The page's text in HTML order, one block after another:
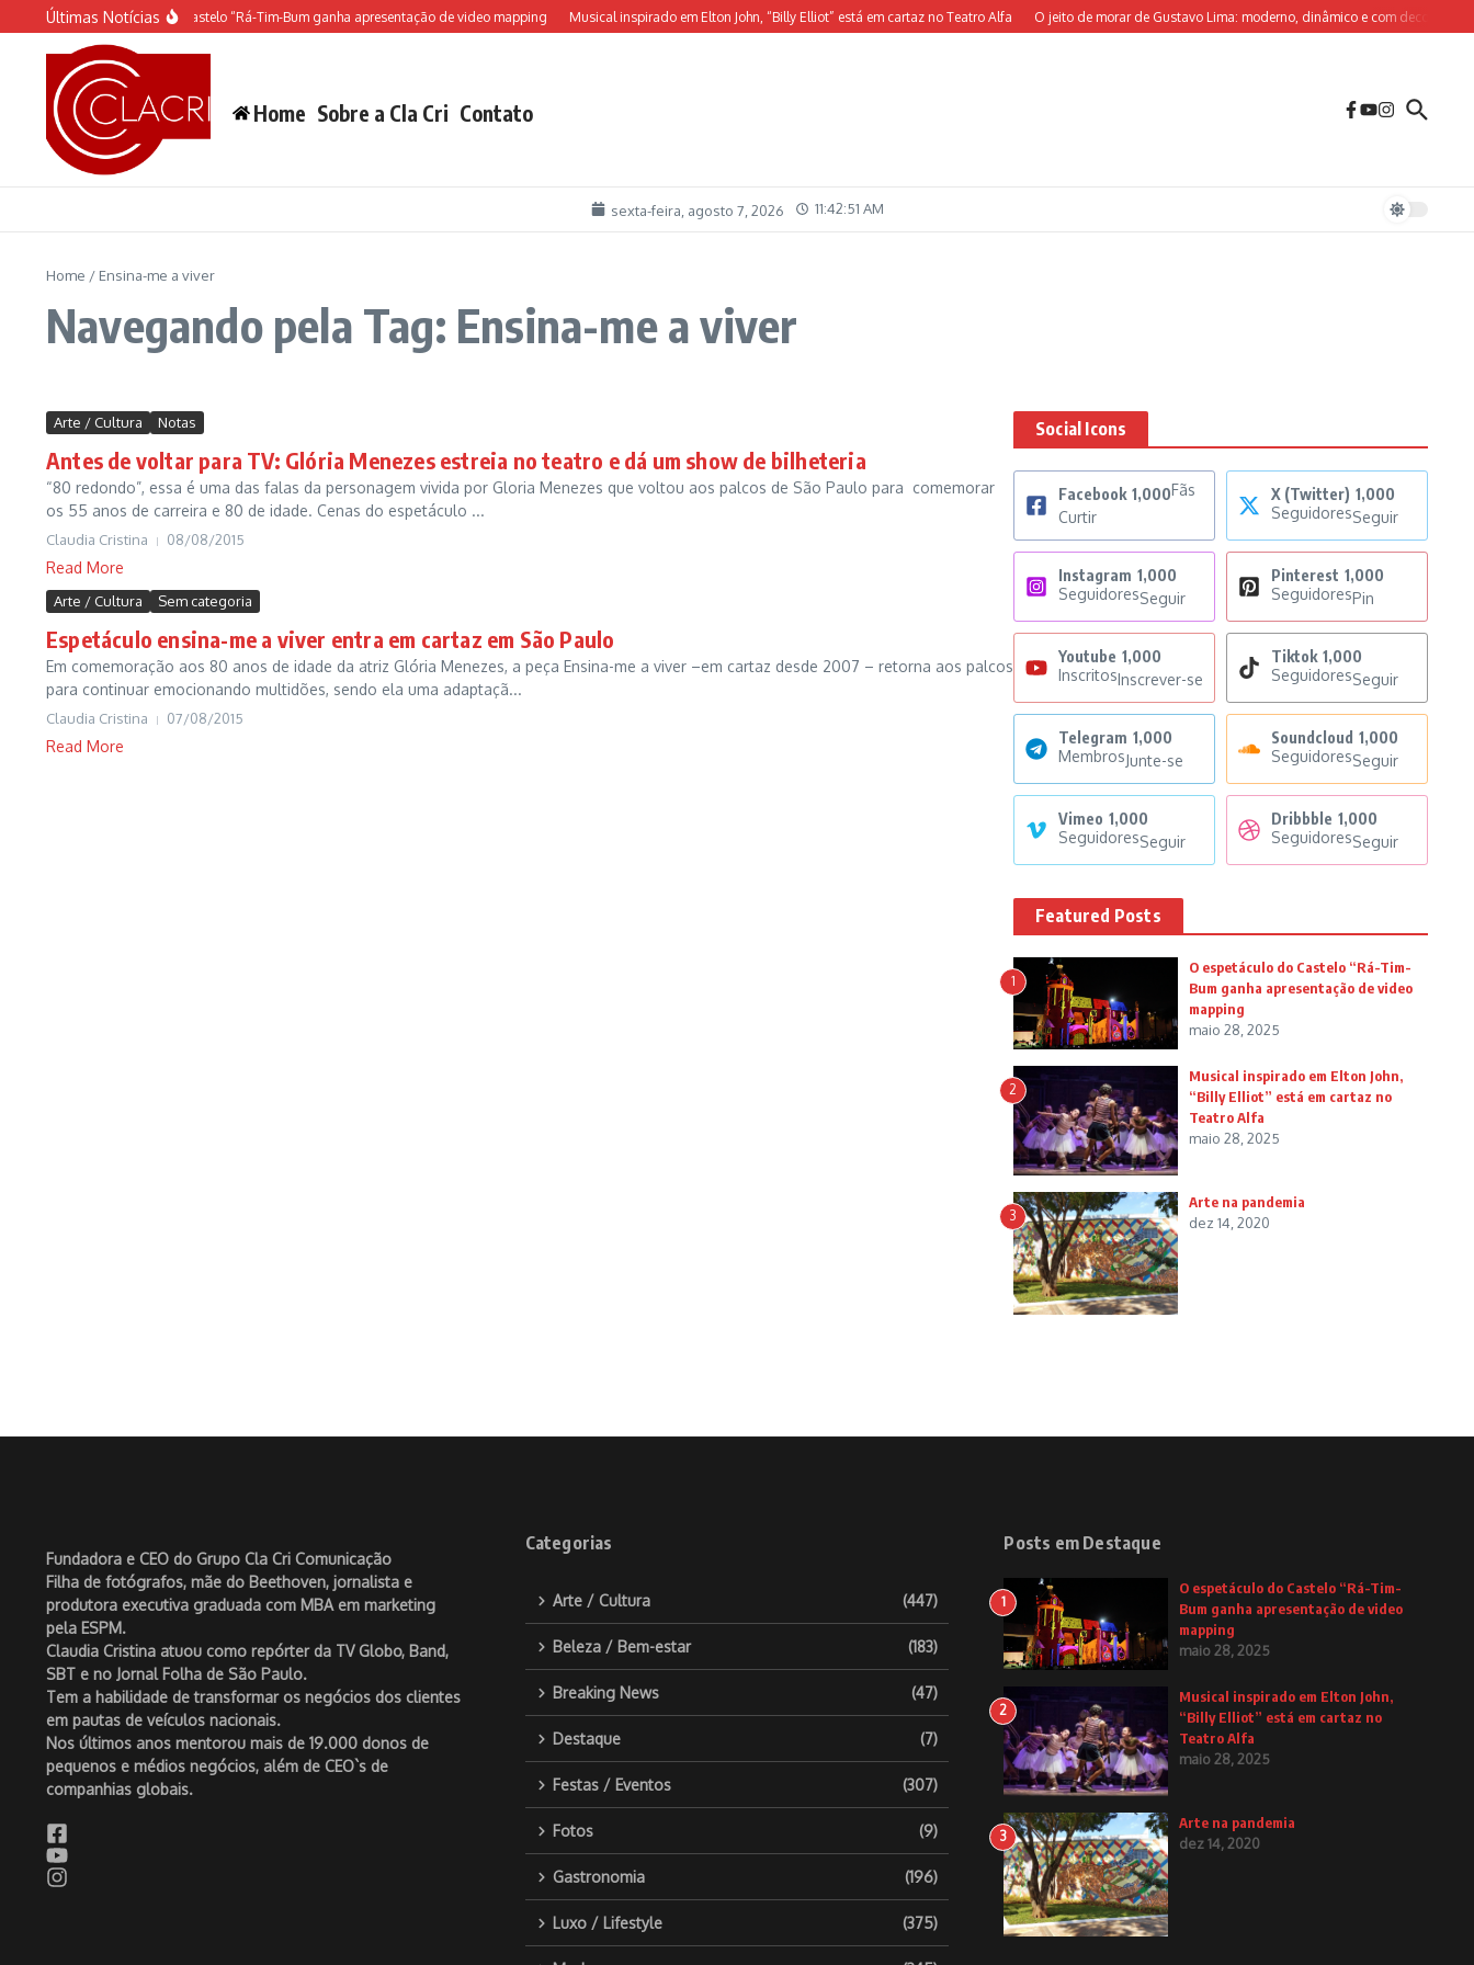
Ir para o conteúdo
Últimas Notícias
O espetáculo do Castelo “Rá-Tim-Bum ganha apresentação de video mapping Musical inspirado em Elton John, “Billy Elliot” está em cartaz no Teatro Alfa O jeito de morar de Gustavo Lima: moderno, dinâmico e com decoração
Home Sobre a Cla Cri Contato
sexta-feira, agosto 7, 2026 11:42:51 AM
Home / Ensina-me a viver
Navegando pela Tag: Ensina-me a viver
Arte / Cultura Notas
Antes de voltar para TV: Glória Menezes estreia no teatro e dá um show de bilheteria
“80 redondo”, essa é uma das falas da personagem vivida por Gloria Menezes que voltou aos palcos de São Paulo para comemorar
os 55 anos de carreira e 80 de idade. Cenas do espetáculo ...
Claudia Cristina 08/08/2015
Read More
Arte / Cultura Sem categoria
Espetáculo ensina-me a viver entra em cartaz em São Paulo
Em comemoração aos 80 anos de idade da atriz Glória Menezes, a peça Ensina-me a viver –em cartaz desde 2007 – retorna aos palcos
para continuar emocionando multidões, sendo ela uma adaptaçã...
Claudia Cristina 07/08/2015
Read More
Social Icons
Facebook 1,000Fãs
Curtir
X (Twitter) 1,000
SeguidoresSeguir
Instagram 1,000
SeguidoresSeguir
Pinterest 1,000
SeguidoresPin
Youtube 1,000
InscritosInscrever-se
Tiktok 1,000
SeguidoresSeguir
Telegram 1,000
MembrosJunte-se
Soundcloud 1,000
SeguidoresSeguir
Vimeo 1,000
SeguidoresSeguir
Dribbble 1,000
SeguidoresSeguir
Featured Posts
1
O espetáculo do Castelo “Rá-Tim-
Bum ganha apresentação de video
mapping
maio 28, 2025
2
Musical inspirado em Elton John,
“Billy Elliot” está em cartaz no
Teatro Alfa
maio 28, 2025
3
Arte na pandemia
dez 14, 2020
Fundadora e CEO do Grupo Cla Cri Comunicação
Filha de fotógrafos, mãe do Beethoven, jornalista e
produtora executiva graduada com MBA em marketing
pela ESPM.
Claudia Cristina atuou como repórter da TV Globo, Band,
SBT e no Jornal Folha de São Paulo.
Tem a habilidade de transformar os negócios dos clientes
em pautas de veículos nacionais.
Nos últimos anos mentorou mais de 19.000 donos de
pequenos e médios negócios, além de CEO`s de
companhias globais.
Categorias
Arte / Cultura (447)
Beleza / Bem-estar (183)
Breaking News (47)
Destaque (7)
Festas / Eventos (307)
Fotos (9)
Gastronomia (196)
Luxo / Lifestyle (375)
Posts em Destaque
1
O espetáculo do Castelo “Rá-Tim-
Bum ganha apresentação de video
mapping
maio 28, 2025
2
Musical inspirado em Elton John,
“Billy Elliot” está em cartaz no
Teatro Alfa
maio 28, 2025
3
Arte na pandemia
dez 14, 2020